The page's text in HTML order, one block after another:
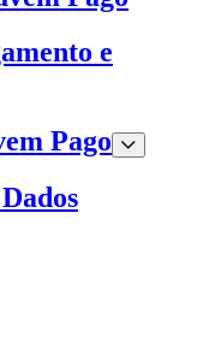
e
Pago